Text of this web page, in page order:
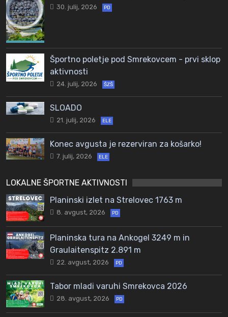
30. julij, 2026 PD
Športno poletje pod Smrekovcem - prvi sklop
aktivnosti
24. julij, 2026 ŠZŠ
SLOADO
21. julij, 2026 ELE
Konec avgusta je rezerviran za košarko!
7. julij, 2026 ELE
LOKALNE ŠPORTNE AKTIVNOSTI
Planinski izlet na Strelovec 1763 m
8. avgust, 2026 PD
Planinska tura na Ankogel 3249 m in
Graulaitenspitz 2.891 m
22. avgust, 2026 PD
Tabor mladi varuhi Smrekovca 2026
28. avgust, 2026 PD